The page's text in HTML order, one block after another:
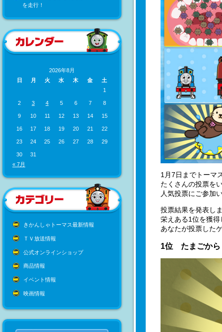
を走行！
2026年8月
日
月 火 水 木 金
土
1
2 3 4 5 6 7 8
9 10 11 12 13 14 15
16 17 18 19 20 21 22
23 24 25 26 27 28 29
30
31
« 7月
きかんしゃトーマス最新情報
ＴＶ放送情報
公式オンラインショップ
商品情報
イベント情報
映画情報
1月7日までトーマ
たくさんの投票を
人気投票にご参加
投票結果を発表し
栄えある1位を獲
あなたが投票した
1位 たまごから